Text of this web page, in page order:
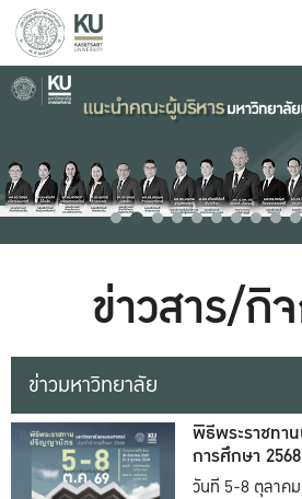
ข่าวสาร/กิ
ข่าวมหาวิทยาลัย
พิธีพระราชทา
การศึกษา 2568
วันที่ 5-8 ตุลาค